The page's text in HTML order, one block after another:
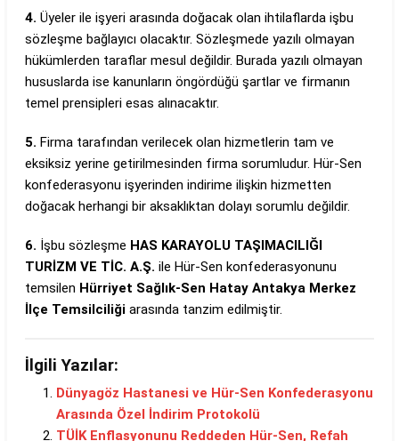
4. Üyeler ile işyeri arasında doğacak olan ihtilaflarda işbu
sözleşme bağlayıcı olacaktır. Sözleşmede yazılı olmayan
hükümlerden taraflar mesul değildir. Burada yazılı olmayan
hususlarda ise kanunların öngördüğü şartlar ve firmanın
temel prensipleri esas alınacaktır.
5. Firma tarafından verilecek olan hizmetlerin tam ve
eksiksiz yerine getirilmesinden firma sorumludur. Hür-Sen
konfederasyonu işyerinden indirime ilişkin hizmetten
doğacak herhangi bir aksaklıktan dolayı sorumlu değildir.
6. İşbu sözleşme HAS KARAYOLU TAŞIMACILIĞI
TURİZM VE TİC. A.Ş. ile Hür-Sen konfederasyonunu
temsilen Hürriyet Sağlık-Sen Hatay Antakya Merkez
İlçe Temsilciliği arasında tanzim edilmiştir.
İlgili Yazılar:
Dünyagöz Hastanesi ve Hür-Sen Konfederasyonu
Arasında Özel İndirim Protokolü
TÜİK Enflasyonunu Reddeden Hür-Sen, Refah